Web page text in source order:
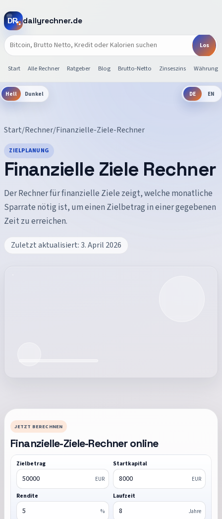
dailyrechner.de
Start Alle Rechner Ratgeber Blog Brutto-Netto Zinseszins
Hell Dunkel DE EN
Start/Rechner/Finanzielle-Ziele-Rechner
ZIELPLANUNG
Finanzielle Ziele Rechner
Der Rechner für finanzielle Ziele zeigt, welche monatliche
Sparrate nötig ist, um einen Zielbetrag in einer gegebenen
Zeit zu erreichen.
Zuletzt aktualisiert:3. April 2026
JETZT BERECHNEN
Finanzielle-Ziele-Rechneronline
Zielbetrag
EUR
Startkapital
EUR
Rendite
%
Laufzeit
Jahre